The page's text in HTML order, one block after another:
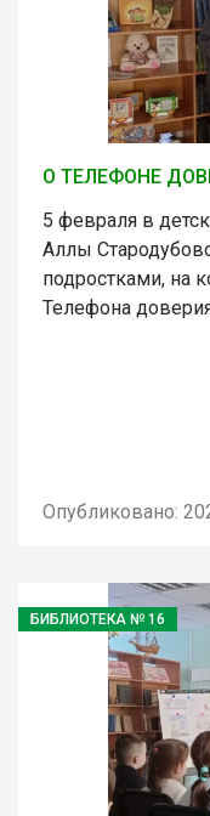
О ТЕЛЕФОНЕ
5 февраля в
Аллы
подростками, на
Телефона
Опубликовано:
БИБЛИОТЕКА № 16